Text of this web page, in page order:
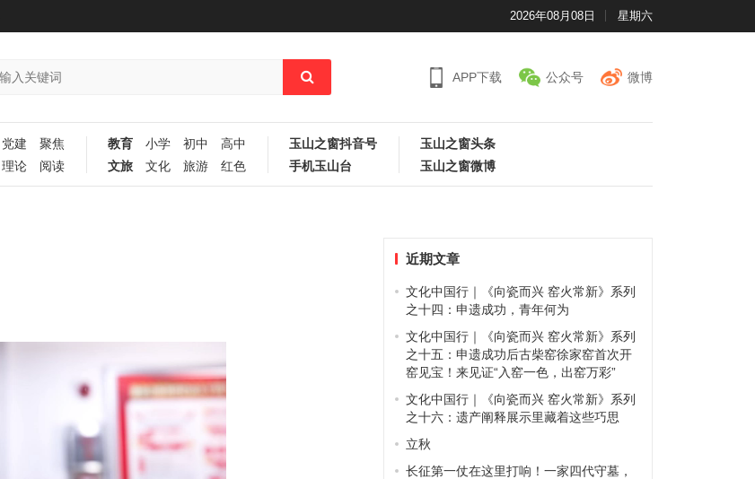
2026年08月08日 星期六
APP下载 公众号 微博
党建
聚焦
理论 阅读
教育 小学 初中
高中
文旅
文化 旅游 红色
玉山之窗抖音号
手机玉山台
玉山之窗头条
玉山之窗微博
近期文章
文化中国行｜《向瓷而兴 窑火常新》系列
之十四：申遗成功，青年何为
文化中国行｜《向瓷而兴 窑火常新》系列
之十五：申遗成功后古柴窑徐家窑首次开
窑见宝！来见证“入窑一色，出窑万彩”
文化中国行｜《向瓷而兴 窑火常新》系列
之十六：遗产阐释展示里藏着这些巧思
立秋
长征第一仗在这里打响！一家四代守墓，